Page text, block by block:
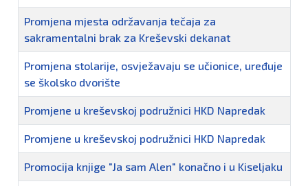
Promjena mjesta održavanja tečaja za
sakramentalni brak za Kreševski dekanat
Promjena stolarije, osvježavaju se učionice, uređuje
se školsko dvorište
Promjene u kreševskoj podružnici HKD Napredak
Promjene u kreševskoj podružnici HKD Napredak
Promocija knjige "Ja sam Alen" konačno i u Kiseljaku